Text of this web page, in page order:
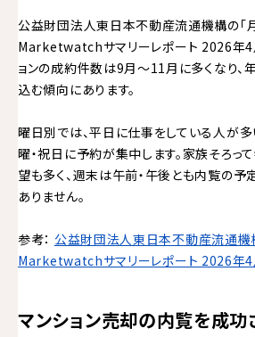
公益財団法人東日本不動産流通機構の「
Marketwatchサマリーレポート 2026年4
ョンの成約件数は9月～11月に多くなり、
込む傾向にあります。
曜日別では、平日に仕事をしている人が多
曜・祝日に予約が集中します。家族そろっ
望も多く、週末は午前・午後とも内覧の予
ありません。
参考： 公益財団法人東日本不動産流通機
Marketwatchサマリーレポート 2026年4
マンション売却の内覧を成功